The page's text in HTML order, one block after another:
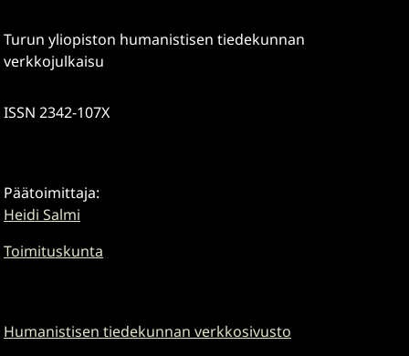
Turun yliopiston humanistisen tiedekunnan
verkkojulkaisu
ISSN 2342-107X
Päätoimittaja:
Heidi Salmi
Toimituskunta
Humanistisen tiedekunnan verkkosivusto